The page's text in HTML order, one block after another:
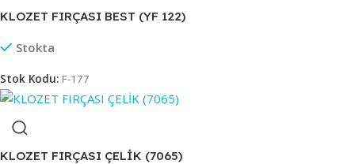
KLOZET FIRÇASI BEST (YF 122)
Stokta
Stok Kodu: F-177
KLOZET FIRÇASI ÇELİK (7065)